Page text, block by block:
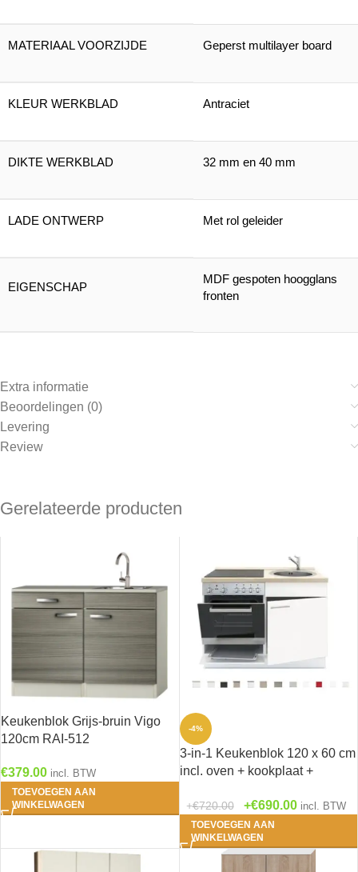
MATERIAAL VOORZIJDE Geperst multilayer board
KLEUR WERKBLAD Antraciet
DIKTE WERKBLAD 32 mm en 40 mm
LADE ONTWERP Met rol geleider
EIGENSCHAP
MDF gespoten hoogglans
fronten
Extra informatie
Beoordelingen (0)
Levering
Review
Gerelateerde producten
Keukenblok Grijs-bruin Vigo
120cm RAI-512
€379.00 incl. BTW
TOEVOEGEN AAN
WINKELWAGEN
-4%
3-in-1 Keukenblok 120 x 60 cm
incl. oven + kookplaat +
€720.00 €690.00 incl. BTW
TOEVOEGEN AAN
WINKELWAGEN